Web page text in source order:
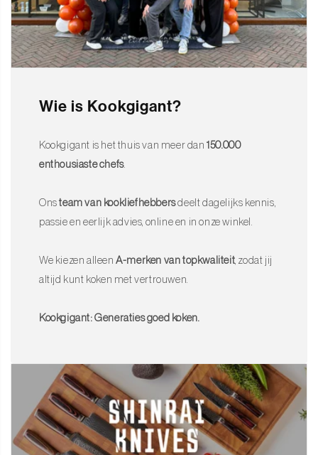
Wie is Kookgigant?
Kookgigant is het thuis van meer dan150.000
enthousiaste chefs.
Onsteam van kookliefhebbersdeelt dagelijks kennis,
passie en eerlijk advies, online en in onze winkel.
We kiezen alleenA-merken van topkwaliteit , zodat jij
altijd kunt koken met vertrouwen.
Kookgigant: Generaties goed koken.